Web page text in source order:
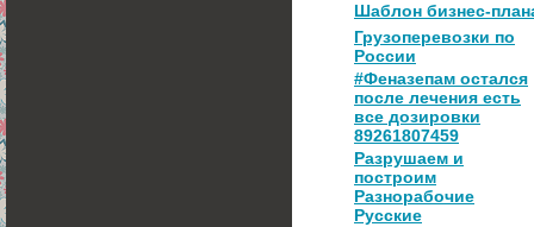
Шаблон бизнес-
Грузоперевозки по
России
#Феназепам остался
после лечения есть
все дозировки
89261807459
Разрушаем и
построим
Разнорабочие
Русские